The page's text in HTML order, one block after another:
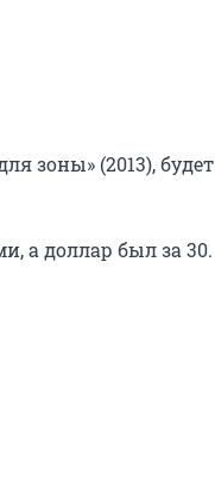
зоны» (2013), будет
а доллар был за 30.